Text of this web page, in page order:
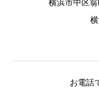
横浜市中区
お電話